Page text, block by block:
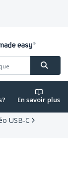
En savoir plus
USB-C